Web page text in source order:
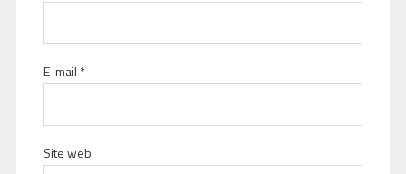
E-mail *
Site web